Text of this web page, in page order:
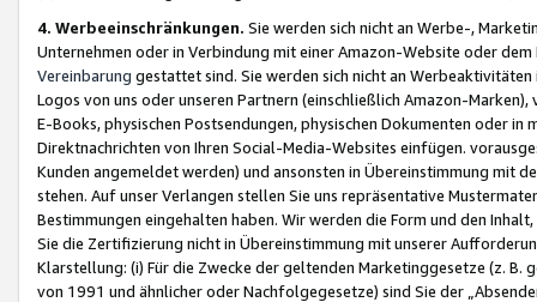
4. Werbeeinschränkungen. Sie werden sich nicht an Werbe-,
Unternehmen oder in Verbindung mit einer Amazon-Website oder
Vereinbarung gestattet sind. Sie werden sich nicht an
Logos von uns oder unseren Partnern (einschließlich Amazon-
E-Books, physischen Postsendungen, physischen Dokumenten oder in
Direktnachrichten von Ihren Social-Media-Websites einfügen.
Kunden angemeldet werden) und ansonsten in Übereinstimmung mit
stehen. Auf unser Verlangen stellen Sie uns repräsentative
Bestimmungen eingehalten haben. Wir werden die Form und den
Sie die Zertifizierung nicht in Übereinstimmung mit unserer
Klarstellung: (i) Für die Zwecke der geltenden Marketinggesetze (z. B.
von 1991 und ähnlicher oder Nachfolgegesetze) sind Sie der